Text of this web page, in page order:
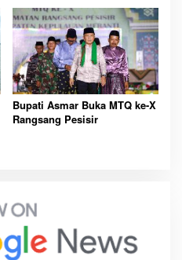
RI ke-79
Bupati Asmar Buka MTQ ke-X
Rangsang Pesisir